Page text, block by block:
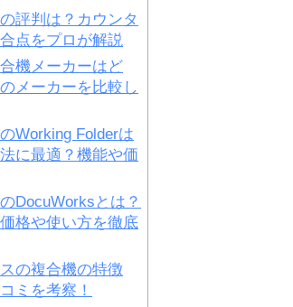
評判は？カウンタ
点をプロが解説
機メーカーはど
メーカーを比較し
Working Folderは
に最適？機能や価
DocuWorksとは？
格や使い方を徹底
の複合機の特徴
ミを考察！